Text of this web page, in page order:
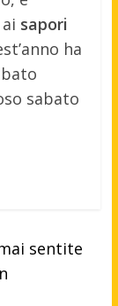
sapori
ha
sabato
sentite